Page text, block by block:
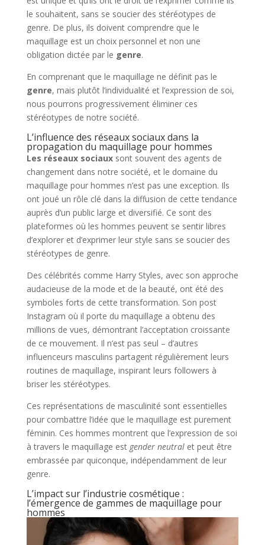
le souhaitent, sans se soucier des stéréotypes de
genre. De plus, ils doivent comprendre que le
maquillage est un choix personnel et non une
obligation dictée par le genre.
En comprenant que le maquillage ne définit pas le
genre, mais plutôt l’individualité et l’expression de soi,
nous pourrons progressivement éliminer ces
stéréotypes de notre société.
L’influence des réseaux sociaux dans la
propagation du maquillage pour hommes
Les réseaux sociauxsont souvent des agents de
changement dans notre société, et le domaine du
maquillage pour hommes n’est pas une exception. Ils
ont joué un rôle clé dans la diffusion de cette tendance
auprès d’un public large et diversifié. Ce sont des
plateformes où les hommes peuvent se sentir libres
d’explorer et d’exprimer leur style sans se soucier des
stéréotypes de genre.
Des célébrités comme Harry Styles, avec son approche
audacieuse de la mode et de la beauté, ont été des
symboles forts de cette transformation. Son post
Instagram où il porte du maquillage a obtenu des
millions de vues, démontrant l’acceptation croissante
de ce mouvement. Il n’est pas seul – d’autres
influenceurs masculins partagent régulièrement leurs
routines de maquillage, inspirant leurs followers à
briser les stéréotypes.
Ces représentations de masculinité sont essentielles
pour combattre l’idée que le maquillage est purement
féminin. Ces hommes montrent que l’expression de soi
à travers le maquillage est gender neutralet peut être
embrassée par quiconque, indépendamment de leur
genre.
L’impact sur l’industrie cosmétique :
l’émergence de gammes de maquillage pour
hommes